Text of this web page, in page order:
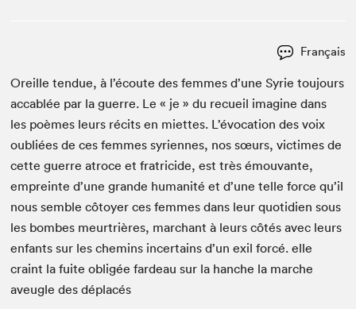
Français
Oreille ten­due, à l’écoute des femmes d’une Syrie tou­jours
acca­blée par la guerre. Le « je » du recueil imag­ine dans
les poèmes leurs réc­its en miettes. L’évocation des voix
oubliées de ces femmes syri­ennes, nos sœurs, vic­times de
cette guerre atroce et frat­ri­cide, est très émou­vante,
empreinte d’une grande human­ité et d’une telle force qu’il
nous sem­ble côtoy­er ces femmes dans leur quo­ti­di­en sous
les bombes meur­trières, marchant à leurs côtés avec leurs
enfants sur les chemins incer­tains d’un exil for­cé. elle
craint la fuite oblig­ée fardeau sur la hanche la marche
aveu­gle des déplacés